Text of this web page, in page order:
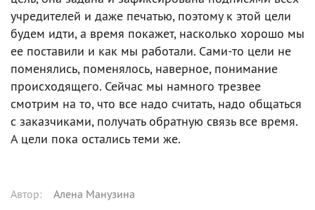
учредителей и даже печатью, поэтому к этой цели
будем идти, а время покажет, насколько хорошо мы
ее поставили и как мы работали. Сами-то цели не
поменялись, поменялось, наверное, понимание
происходящего. Сейчас мы намного трезвее
смотрим на то, что все надо считать, надо общаться
с заказчиками, получать обратную связь все время.
А цели пока остались теми же.
Автор: Алена Манузина